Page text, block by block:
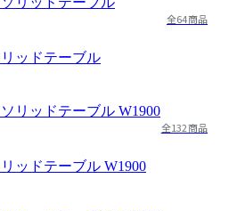
全64商品
ッドテーブル
全132商品
ッドテーブル W1900